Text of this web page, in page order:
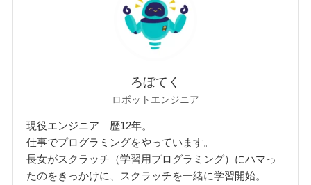
ろぼてく
ロボットエンジニア
現役エンジニア 歴12年。
仕事でプログラミングをやっています。
長女がスクラッチ（学習用プログラミング）にハマっ
たのをきっかけに、スクラッチを一緒に学習開始。